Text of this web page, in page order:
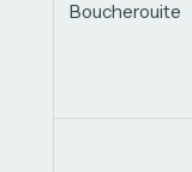
Boucherouite